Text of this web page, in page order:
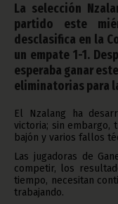
La selección
partido este
desclasifica en la
un empate 1-1.
esperaba ganar
eliminatorias para
El Nzalang ha
victoria; sin embargo,
bajón y varios fallos
Las jugadoras de
competir, los
tiempo, necesitan
trabajando.